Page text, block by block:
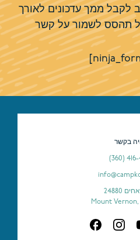
לקבל ממך עדכונים לאורך
בקשר
(360) 416-
24880
Mount Vernon,